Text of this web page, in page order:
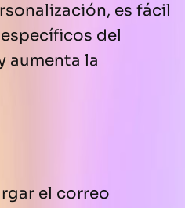
es fácil
del
aumenta la
el correo